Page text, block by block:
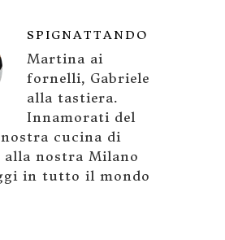
SPIGNATTANDO
Martina ai
fornelli, Gabriele
alla tastiera.
Innamorati del
cucina di
alla nostra Milano
in tutto il mondo